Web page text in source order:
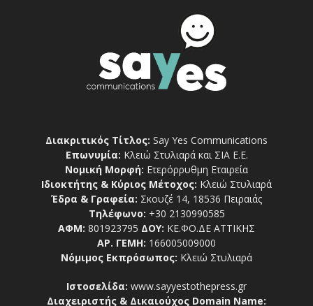
Διακριτικός Τίτλος: Say Yes Communications
Επωνυμία: Κλειώ Στυλιαρά και ΣΙΑ Ε.Ε.
Νομική Μορφή: Ετερόρρυθμη Εταιρεία
Ιδιοκτήτης & Κύριος Μέτοχος: Κλειώ Στυλιαρά
Έδρα & Γραφεία: Σκουζέ 14, 18536 Πειραιάς
Τηλέφωνο: +30 2130990585
ΑΦΜ: 801923795 ΔΟΥ: ΚΕ.ΦΟ.ΔΕ ΑΤΤΙΚΗΣ
ΑΡ. ΓΕΜΗ: 166005009000
Νόμιμος Εκπρόσωπος: Κλειώ Στυλιαρά
Ιστοσελίδα: www.sayyestothepress.gr
Διαχειριστής & Δικαιούχος Domain Name: